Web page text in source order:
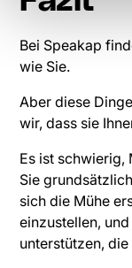
Bei Speakap
wie Sie.
Aber diese
wir, dass sie
Es ist schwierig,
Sie
sich die Mühe
einzustellen,
unterstützen,